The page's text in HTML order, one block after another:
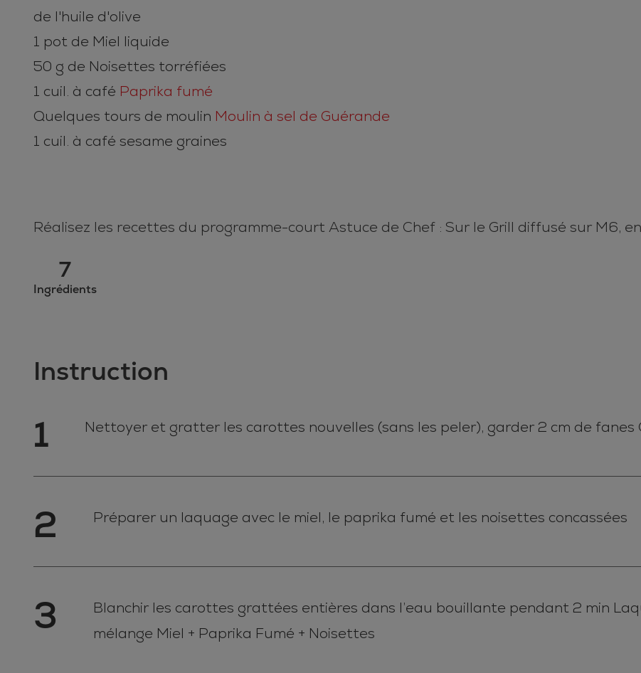
de l'huile d'olive
1 pot de Miel liquide
50 g de Noisettes torréfiées
1 cuil. à café Paprika fumé
Quelques tours de moulin Moulin à sel de Guérande
1 cuil. à café sesame graines
Réalisez les recettes du programme-court Astuce de Chef : Sur le Grill diffusé sur M6,
7
Ingrédients
Instruction
1 Nettoyer et gratter les carottes nouvelles (sans les peler), garder 2 cm de fanes
2 Préparer un laquage avec le miel, le paprika fumé et les noisettes concassées
3
Blanchir les carottes grattées entières dans l’eau bouillante pendant 2 min
mélange Miel + Paprika Fumé + Noisettes